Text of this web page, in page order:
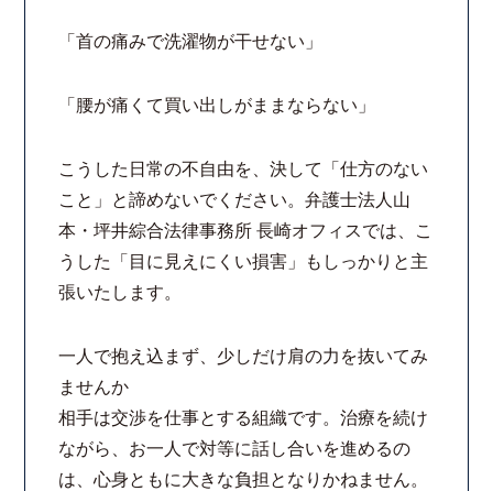
「首の痛みで洗濯物が干せない」
「腰が痛くて買い出しがままならない」
こうした日常の不自由を、決して「仕方のない
こと」と諦めないでください。弁護士法人山
本・坪井綜合法律事務所 長崎オフィスでは、こ
うした「目に見えにくい損害」もしっかりと主
張いたします。
一人で抱え込まず、少しだけ肩の力を抜いてみ
ませんか
相手は交渉を仕事とする組織です。治療を続け
ながら、お一人で対等に話し合いを進めるの
は、心身ともに大きな負担となりかねません。